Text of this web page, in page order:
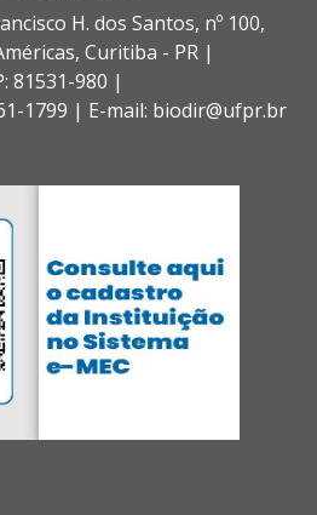
H. dos Santos, nº 100,
Curitiba - PR |
81531-980 |
1799 | E-mail: biodir@ufpr.br